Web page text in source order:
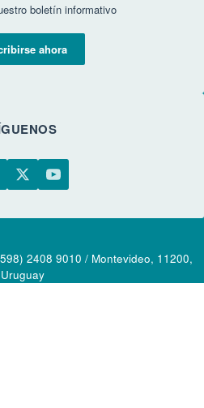
boletín informativo
ahora
2408 9010 / Montevideo, 11200,
Uruguay